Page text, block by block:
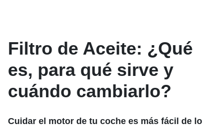
Filtro de Aceite: ¿Qué
es, para qué sirve y
cuándo cambiarlo?
Cuidar el motor de tu coche es más fácil de lo